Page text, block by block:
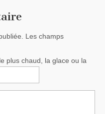
Les champs
plus chaud, la glace ou la